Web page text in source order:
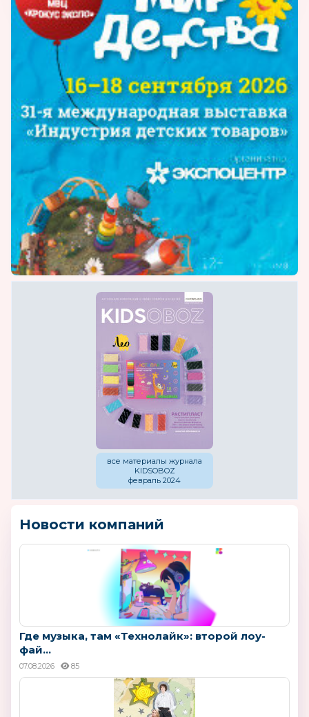
все материалы журнала
KIDSOBOZ
февраль 2024
Новости компаний
Где музыка, там «Технолайк»: второй лоу-
фай...
07.08.2026 85